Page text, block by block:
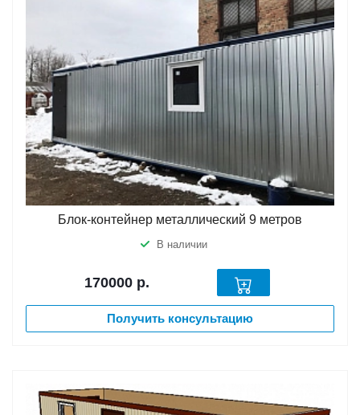
Блок-контейнер металлический 9 метров
В наличии
170000 р.
Получить консультацию